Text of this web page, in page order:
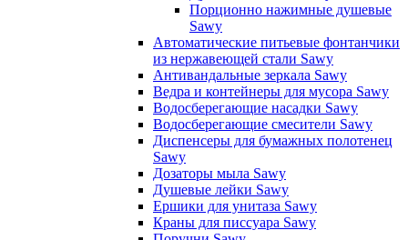
Порционно нажимные душевые
Sawy
Автоматические питьевые фонтанчики
из нержавеющей стали Sawy
Антивандальные зеркала Sawy
Ведра и контейнеры для мусора Sawy
Водосберегающие насадки Sawy
Водосберегающие смесители Sawy
Диспенсеры для бумажных полотенец
Sawy
Дозаторы мыла Sawy
Душевые лейки Sawy
Ершики для унитаза Sawy
Краны для писсуара Sawy